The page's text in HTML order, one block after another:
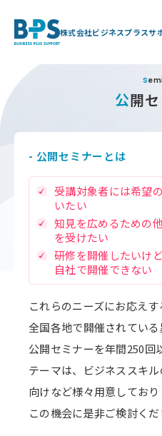
株式会社ビジネスプラスサ
公開
- 公開セミナーとは
受講対象者には希望
いたい
知見を広めるための
を受けたい
研修を開催したいけ
自社で開催できない
これらのニーズにお応え
全国各地で開催されてい
公開セミナーを年間250回
テーマは、ビジネススキ
向けなど様々用意しており
この機会に是非ご検討くだ